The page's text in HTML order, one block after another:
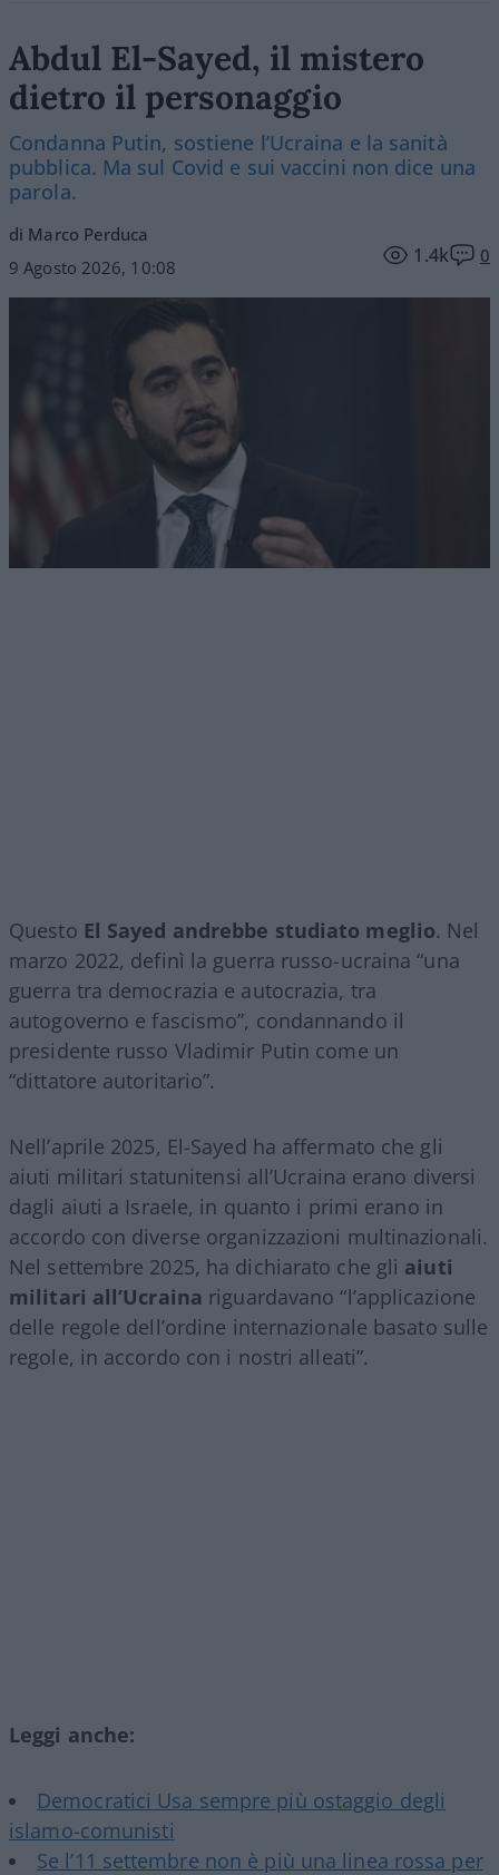
Abdul El-Sayed, il mistero
dietro il personaggio
Condanna Putin, sostiene l’Ucraina e la sanità
pubblica. Ma sul Covid e sui vaccini non dice una
parola.
di Marco Perduca
9 Agosto 2026, 10:08
1.4k 0
Questo El Sayed andrebbe studiato meglio. Nel
marzo 2022, definì la guerra russo-ucraina “una
guerra tra democrazia e autocrazia, tra
autogoverno e fascismo”, condannando il
presidente russo Vladimir Putin come un
“dittatore autoritario”.
Nell’aprile 2025, El-Sayed ha affermato che gli
aiuti militari statunitensi all’Ucraina erano diversi
dagli aiuti a Israele, in quanto i primi erano in
accordo con diverse organizzazioni multinazionali.
Nel settembre 2025, ha dichiarato che gli aiuti
militari all’Ucraina riguardavano “l’applicazione
delle regole dell’ordine internazionale basato sulle
regole, in accordo con i nostri alleati”.
Leggi anche:
Democratici Usa sempre più ostaggio degli
islamo-comunisti
Se l’11 settembre non è più una linea rossa per